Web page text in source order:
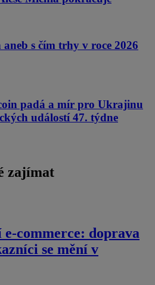
s čím trhy v roce 2026
padá a mír pro Ukrajinu
událostí 47. týdne
zajímat
commerce: doprava
se mění v